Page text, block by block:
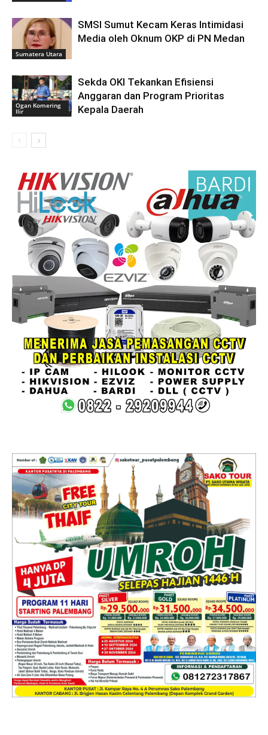
Sumatera Utara
SMSI Sumut Kecam Keras Intimidasi
Media oleh Oknum OKP di PN Medan
Ogan Komering
Ilir
Sekda OKI Tekankan Efisiensi
Anggaran dan Program Prioritas
Kepala Daerah